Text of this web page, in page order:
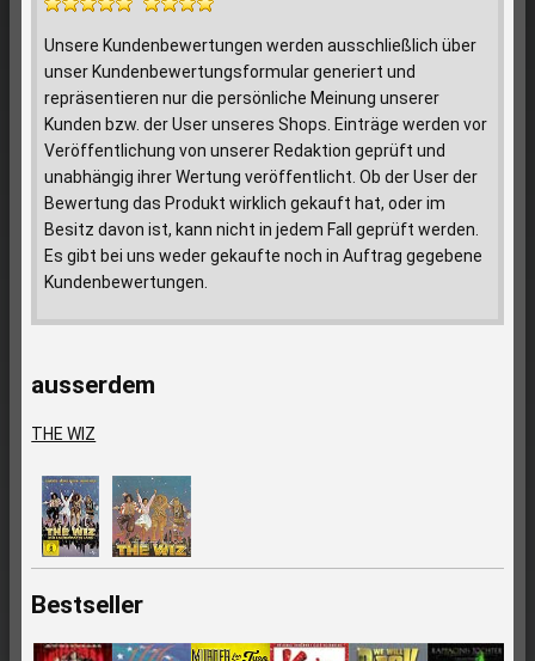
Unsere Kundenbewertungen werden ausschließlich über
unser Kundenbewertungsformular generiert und
repräsentieren nur die persönliche Meinung unserer
Kunden bzw. der User unseres Shops. Einträge werden vor
Veröffentlichung von unserer Redaktion geprüft und
unabhängig ihrer Wertung veröffentlicht. Ob der User der
Bewertung das Produkt wirklich gekauft hat, oder im
Besitz davon ist, kann nicht in jedem Fall geprüft werden.
Es gibt bei uns weder gekaufte noch in Auftrag gegebene
Kundenbewertungen.
ausserdem
THE WIZ
Bestseller